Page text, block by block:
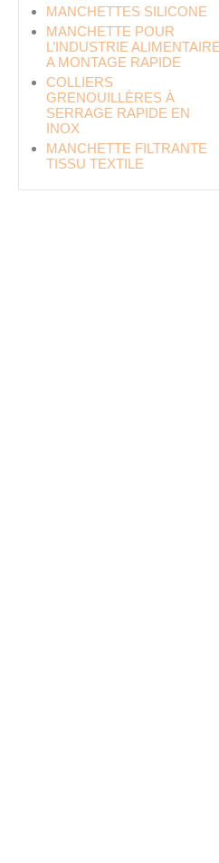
MANCHETTES SILICONE
MANCHETTE POUR
L’INDUSTRIE ALIMENTAIRE
A MONTAGE RAPIDE
COLLIERS
GRENOUILLÈRES À
SERRAGE RAPIDE EN
INOX
MANCHETTE FILTRANTE
TISSU TEXTILE